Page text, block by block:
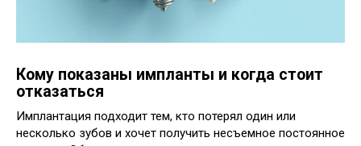
Кому показаны импланты и когда стоит
отказаться
Имплантация подходит тем, кто потерял один или
несколько зубов и хочет получить несъемное постоянное